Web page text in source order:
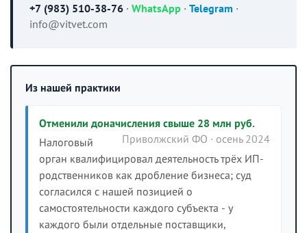
+7 (983) 510-38-76 · WhatsApp · Telegram ·
info@vitvet.com
Из нашей практики
Отменили доначисления свыше 28 млн руб.
Приволжский ФО · осень 2024
Налоговый
орган квалифицировал деятельность трёх ИП-
родственников как дробление бизнеса; суд
согласился с нашей позицией о
самостоятельности каждого субъекта - у
каждого были отдельные поставщики,